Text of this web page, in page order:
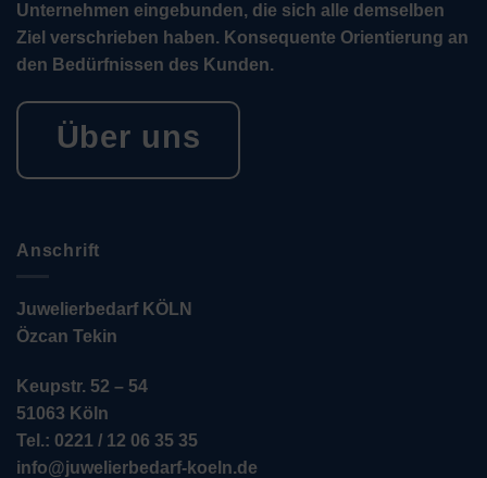
Unternehmen eingebunden, die sich alle demselben
Ziel verschrieben haben. Konsequente Orientierung an
den Bedürfnissen des Kunden.
Über uns
Anschrift
Juwelierbedarf KÖLN
Özcan Tekin
Keupstr. 52 – 54
51063 Köln
Tel.: 0221 / 12 06 35 35
info@juwelierbedarf-koeln.de